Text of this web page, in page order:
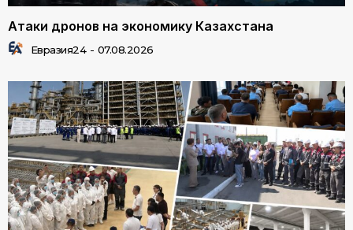
Атаки дронов на экономику Казахстана
Евразия24 - 07.08.2026